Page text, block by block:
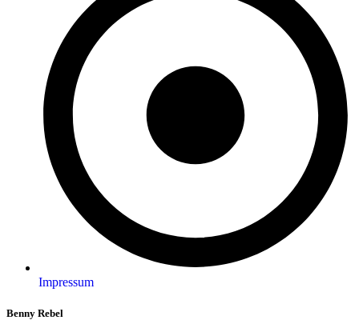
Impressum
Benny Rebel